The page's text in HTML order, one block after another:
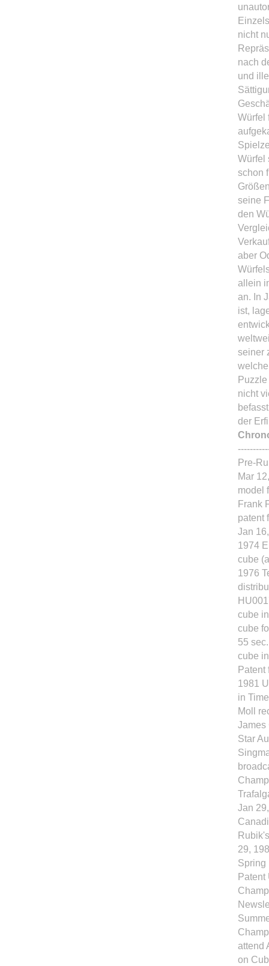
nicht
nach
und
Würfel
Würfel
schon
seine
den
aber
allein
an. In
ist,
seiner
nicht
der
Pre-
Mar
model
Frank
patent
Jan
1974
cube
1976
cube
cube
55
cube
Patent
1981
in
Moll
James
Star
Jan
29,
Spring
Patent
attend
on